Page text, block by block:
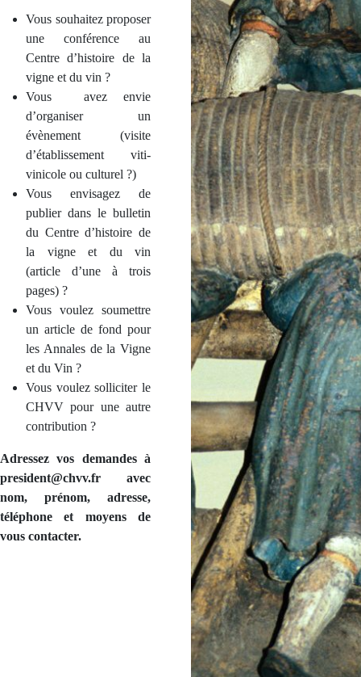
Vous souhaitez proposer
une conférence au
Centre d’histoire de la
vigne et du vin ?
Vous avez envie
d’organiser un
évènement (visite
d’établissement viti-
vinicole ou culturel ?)
Vous envisagez de
publier dans le bulletin
du Centre d’histoire de
la vigne et du vin
(article d’une à trois
pages) ?
Vous voulez soumettre
un article de fond pour
les Annales de la Vigne
et du Vin ?
Vous voulez solliciter le
CHVV pour une autre
contribution ?
Adressez vos demandes à
president@chvv.fr avec
nom, prénom, adresse,
téléphone et moyens de
vous contacter.